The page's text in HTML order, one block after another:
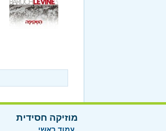
מוזיקה חסידית
עמוד ראשי